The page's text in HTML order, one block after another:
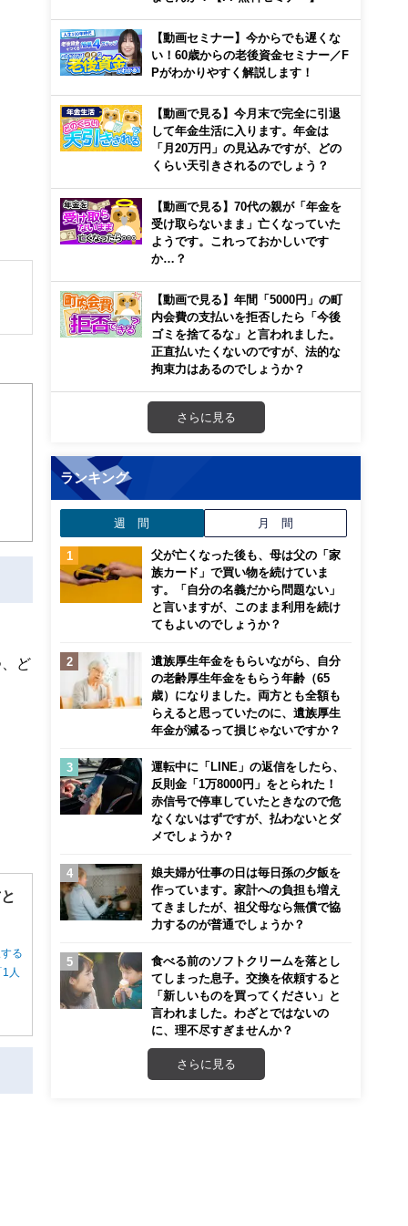
ど
る
人
【動画セミナー】今からでも遅くな
い！60歳からの老後資金セミナー／F
Pがわかりやすく解説します！
【動画で見る】今月末で完全に引退
して年金生活に入ります。年金は
「月20万円」の見込みですが、どの
くらい天引きされるのでしょう？
【動画で見る】70代の親が「年金を
受け取らないまま」亡くなっていた
ようです。これっておかしいです
か…？
【動画で見る】年間「5000円」の町
内会費の支払いを拒否したら「今後
ゴミを捨てるな」と言われました。
正直払いたくないのですが、法的な
拘束力はあるのでしょうか？
さらに見る
ランキング
週 間 月 間
父が亡くなった後も、母は父の「家
族カード」で買い物を続けていま
す。「自分の名義だから問題ない」
と言いますが、このまま利用を続け
てもよいのでしょうか？
遺族厚生年金をもらいながら、自分
の老齢厚生年金をもらう年齢（65
歳）になりました。両方とも全額も
らえると思っていたのに、遺族厚生
年金が減るって損じゃないですか？
運転中に「LINE」の返信をしたら、
反則金「1万8000円」をとられた！
赤信号で停車していたときなので危
なくないはずですが、払わないとダ
メでしょうか？
娘夫婦が仕事の日は毎日孫の夕飯を
作っています。家計への負担も増え
てきましたが、祖父母なら無償で協
力するのが普通でしょうか？
食べる前のソフトクリームを落とし
てしまった息子。交換を依頼すると
「新しいものを買ってください」と
言われました。わざとではないの
に、理不尽すぎませんか？
さらに見る